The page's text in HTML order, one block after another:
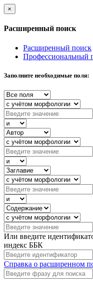
×
Расширенный поиск
Расширенный поиск
Профессиональный
Заполните необходимые поля:
Или введите
индекс ББК
Справка о расширенном